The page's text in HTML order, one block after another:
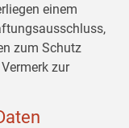
einem
zum Schutz
zur